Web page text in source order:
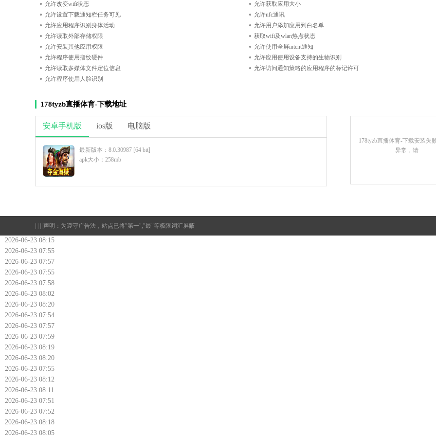
允许改变wifi状态
允许获取应用大小
允许设置下载通知栏任务可见
允许nfc通讯
允许应用程序识别身体活动
允许用户添加应用到白名单
允许读取外部存储权限
获取wifi及wlan热点状态
允许安装其他应用权限
允许使用全屏intent通知
允许程序使用指纹硬件
允许应用使用设备支持的生物识别
允许读取多媒体文件定位信息
允许访问通知策略的应用程序的标记许可
允许程序使用人脸识别
178tyzb直播体育-下载地址
安卓手机版 ios版 电脑版
最新版本：8.0.30987 [64 bit]
apk大小：258mb
178tyzb直播体育-下载安装失
异常，请
声明：为遵守广告法，站点已将"第一","最"等极限词汇屏蔽
2026-06-23 08:15
2026-06-23 07:55
2026-06-23 07:57
2026-06-23 07:55
2026-06-23 07:58
2026-06-23 08:02
2026-06-23 08:20
2026-06-23 07:54
2026-06-23 07:57
2026-06-23 07:59
2026-06-23 08:19
2026-06-23 08:20
2026-06-23 07:55
2026-06-23 08:12
2026-06-23 08:11
2026-06-23 07:51
2026-06-23 07:52
2026-06-23 08:18
2026-06-23 08:05